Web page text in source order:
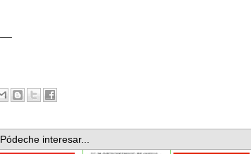
Pódeche interesar...